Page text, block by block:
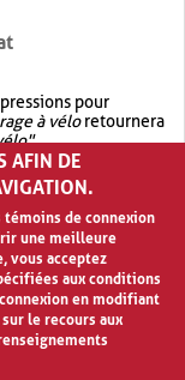
pour
à véloretournera
.
OR.garage OR vélo
garage à vélo
AFIN DE
de connexion
une meilleure
vous acceptez
aux conditions
en modifiant
le recours aux